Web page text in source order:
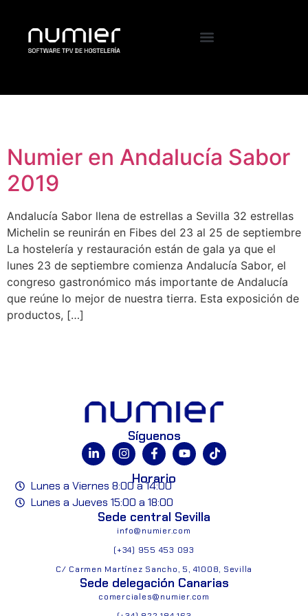
Numier en Andalucía Sabor
2019
Andalucía Sabor llena de estrellas a Sevilla 32 estrellas
Michelin se reunirán en Fibes del 23 al 25 de septiembre
La hostelería y restauración están de gala ya que el
lunes 23 de septiembre comienza Andalucía Sabor, el
congreso gastronómico más importante de Andalucía
que reúne lo mejor de nuestra tierra. Esta exposición de
productos, […]
Síguenos
Horario
Lunes a Viernes 8:00 a 14:00
Lunes a Jueves 15:00 a 18:00
Sede central Sevilla
info@numier.com
(+34) 955 453 093
C/ Carmen Martínez Sancho, 5, 41008, Sevilla
Sede delegación Canarias
comerciales@numier.com